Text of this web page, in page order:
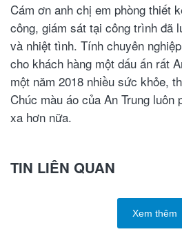
Cám ơn anh chị em phòng thiết
công, giám sát tại công trình đã
và nhiệt tình. Tính chuyên
cho khách hàng một dấu ấn rất
một năm 2018 nhiều sức khỏe,
Chúc màu áo của An Trung luôn
xa hơn nữa.
TIN LIÊN QUAN
Xem thêm